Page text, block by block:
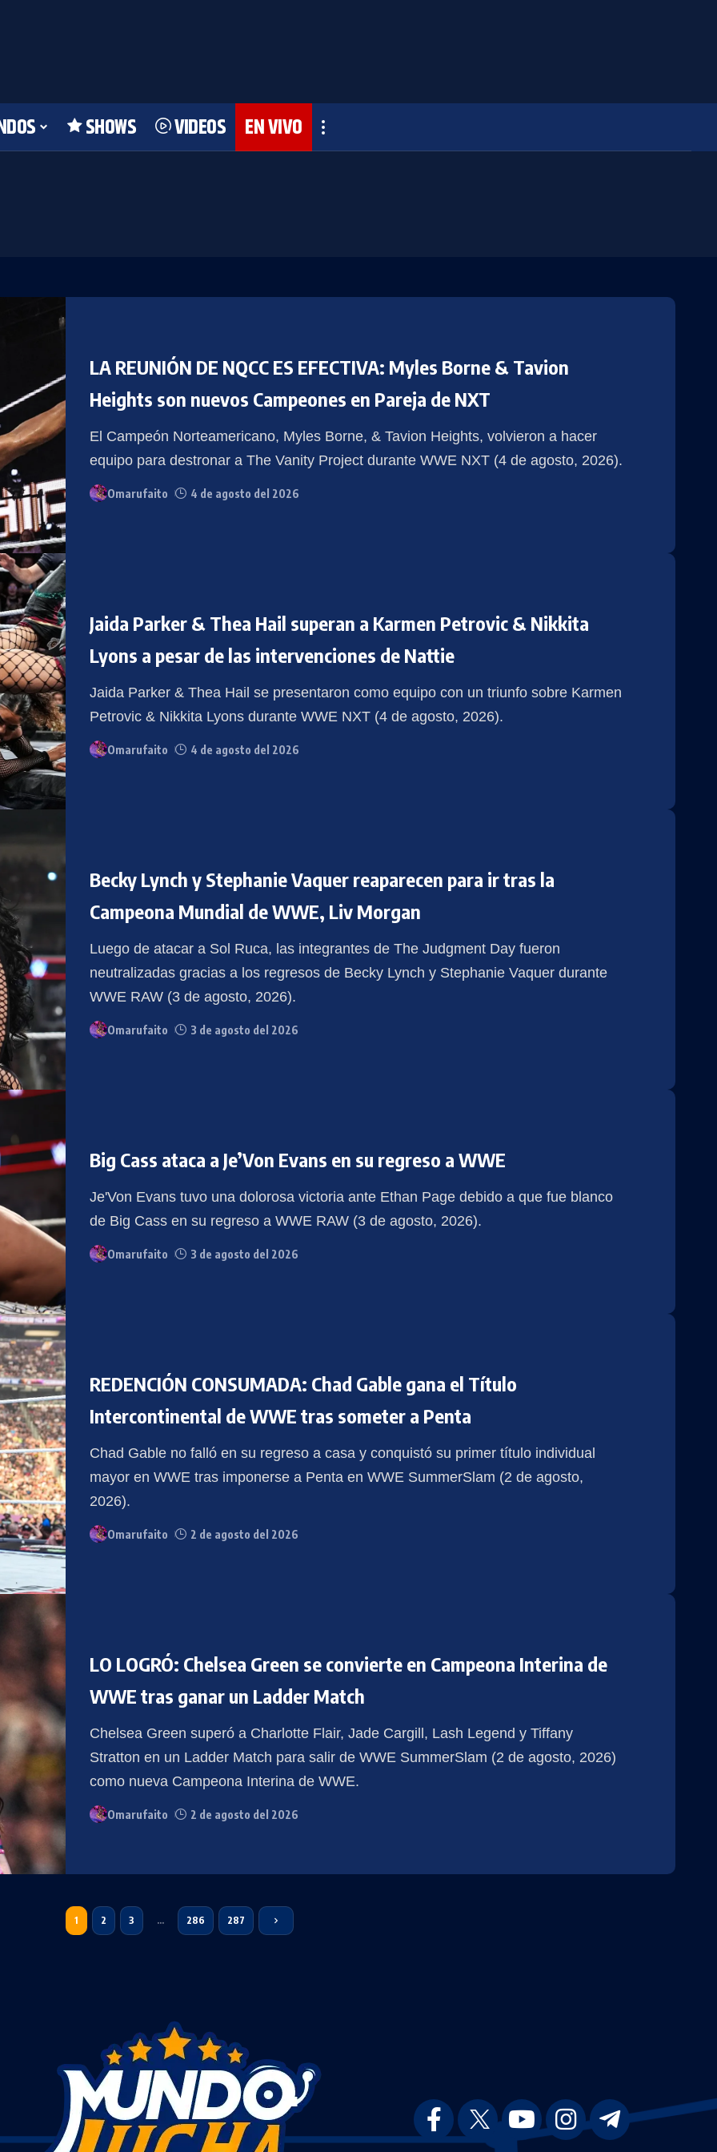
SHOWS VIDEOS EN VIVO
LA REUNIÓN DE NQCC ES EFECTIVA: Myles Borne & Tavion
Heights son nuevos Campeones en Pareja de NXT
El Campeón Norteamericano, Myles Borne, & Tavion Heights, volvieron a hacer
equipo para destronar a The Vanity Project durante WWE NXT (4 de agosto, 2026).
Omarufaito 4 de agosto del 2026
Jaida Parker & Thea Hail superan a Karmen Petrovic & Nikkita
Lyons a pesar de las intervenciones de Nattie
Jaida Parker & Thea Hail se presentaron como equipo con un triunfo sobre Karmen
Petrovic & Nikkita Lyons durante WWE NXT (4 de agosto, 2026).
Omarufaito 4 de agosto del 2026
Becky Lynch y Stephanie Vaquer reaparecen para ir tras la
Campeona Mundial de WWE, Liv Morgan
Luego de atacar a Sol Ruca, las integrantes de The Judgment Day fueron
neutralizadas gracias a los regresos de Becky Lynch y Stephanie Vaquer durante
WWE RAW (3 de agosto, 2026).
Omarufaito 3 de agosto del 2026
Big Cass ataca a Je’Von Evans en su regreso a WWE
Je'Von Evans tuvo una dolorosa victoria ante Ethan Page debido a que fue blanco
de Big Cass en su regreso a WWE RAW (3 de agosto, 2026).
Omarufaito 3 de agosto del 2026
REDENCIÓN CONSUMADA: Chad Gable gana el Título
Intercontinental de WWE tras someter a Penta
Chad Gable no falló en su regreso a casa y conquistó su primer título individual
mayor en WWE tras imponerse a Penta en WWE SummerSlam (2 de agosto,
2026).
Omarufaito 2 de agosto del 2026
LO LOGRÓ: Chelsea Green se convierte en Campeona Interina de
WWE tras ganar un Ladder Match
Chelsea Green superó a Charlotte Flair, Jade Cargill, Lash Legend y Tiffany
Stratton en un Ladder Match para salir de WWE SummerSlam (2 de agosto, 2026)
como nueva Campeona Interina de WWE.
Omarufaito 2 de agosto del 2026
1 2 3 … 286 287